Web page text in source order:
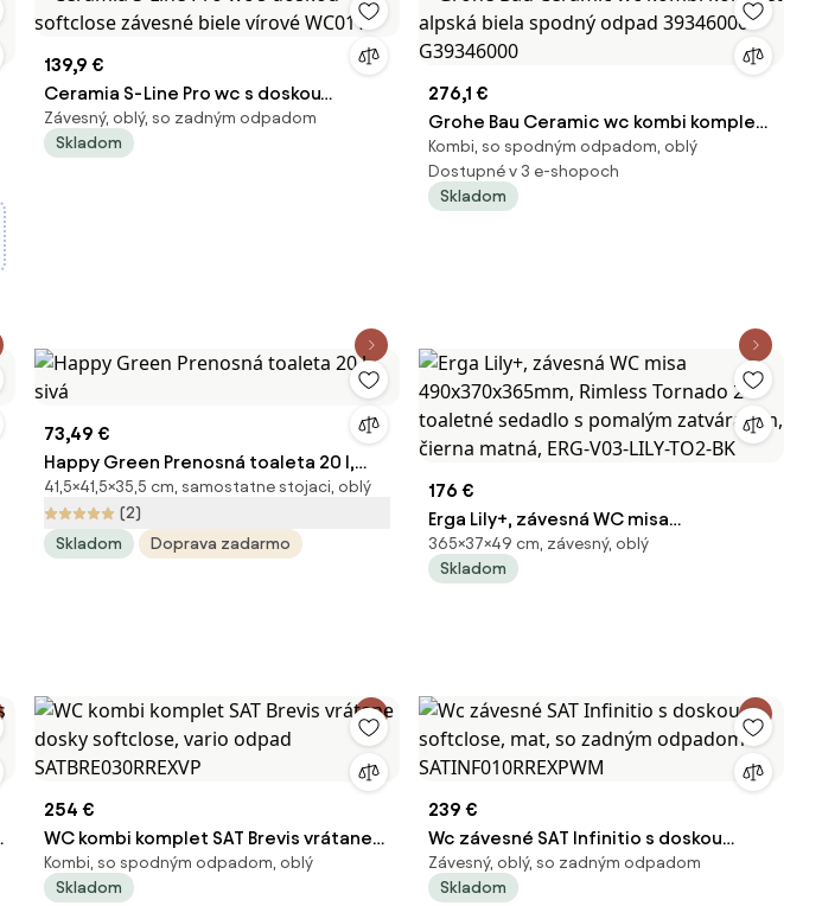
139,9 €
Ceramia S-Line Pro wc s doskou
softclose závesné biele vírové WC01T
Závesný, oblý, so zadným odpadom
Skladom
276,1 €
Grohe Bau Ceramic wc kombi komplet
alpská biela spodný odpad 39346000
G39346000
Kombi, so spodným odpadom, oblý
Dostupné v 3 e-shopoch
Skladom
73,49 €
Happy Green Prenosná toaleta 20 l,
sivá
41,5×41,5×35,5 cm, samostatne stojaci, oblý
(2)
Skladom
Doprava zadarmo
176 €
Erga Lily+, závesná WC misa
490x370x365mm, Rimless Tornado 2 +
toaletné sedadlo s pomalým
365×37×49 cm, závesný, oblý
Skladom
254 €
WC kombi komplet SAT Brevis vrátane
dosky softclose, vario odpad
SATBRE030RREXVP
Kombi, so spodným odpadom, oblý
Skladom
239 €
Wc závesné SAT Infinitio s doskou
softclose, mat, so zadným odpadom
SATINF010RREXPWM
Závesný, oblý, so zadným odpadom
Skladom